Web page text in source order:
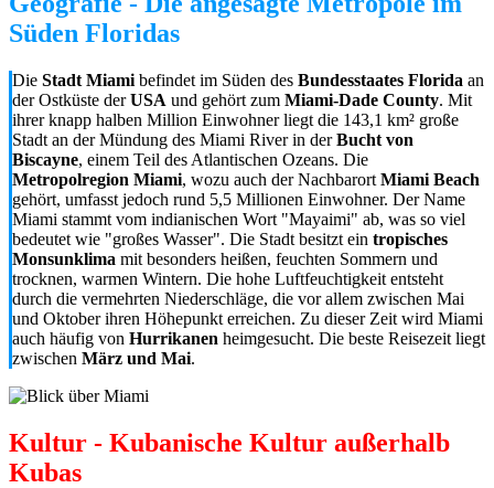
Süden Floridas
Die Stadt Miami befindet im Süden des Bundesstaates Florida an
der Ostküste derUSA und gehört zum Miami-Dade County. Mit
ihrer knapp halben Million Einwohner liegt die 143,1 km² große
Stadt an der Mündung des Miami River in derBucht von
Biscayne, einem Teil des Atlantischen Ozeans. Die
Metropolregion Miami, wozu auch der Nachbarort Miami Beach
gehört, umfasst jedoch rund 5,5 Millionen Einwohner. Der Name
Miami stammt vom indianischen Wort "Mayaimi" ab, was so viel
bedeutet wie "großes Wasser". Die Stadt besitzt ein tropisches
Monsunklima mit besonders heißen, feuchten Sommern und
trocknen, warmen Wintern. Die hohe Luftfeuchtigkeit entsteht
durch die vermehrten Niederschläge, die vor allem zwischen Mai
und Oktober ihren Höhepunkt erreichen. Zu dieser Zeit wird Miami
auch häufig von Hurrikanen heimgesucht. Die beste Reisezeit liegt
zwischen März und Mai.
Kultur - Kubanische Kultur außerhalb
Kubas